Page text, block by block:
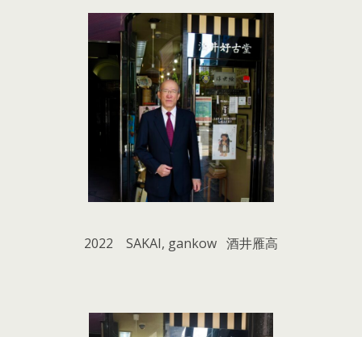
2022 SAKAI, gankow 酒井雁高